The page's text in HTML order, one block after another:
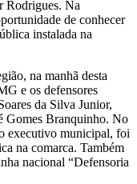
Rodrigues. Na
de conhecer
instalada na
na manhã desta
e os defensores
da Silva Junior,
Gomes Branquinho. No
executivo municipal, foi
na comarca. Também
nacional “Defensoria